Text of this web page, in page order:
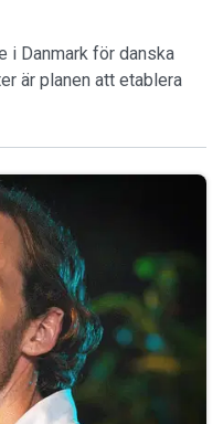
i Danmark för danska
är planen att etablera